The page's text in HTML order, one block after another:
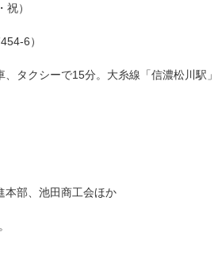
）
6）
、タクシーで15分。大糸線「信濃松川
本部、池田商工会ほか